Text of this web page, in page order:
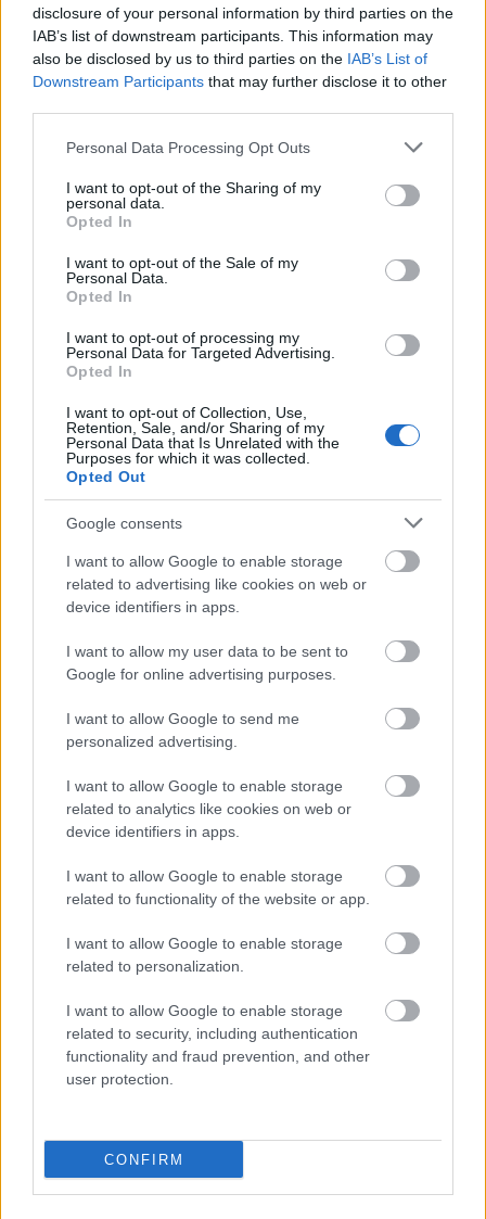
disclosure of your personal information by third parties on the
IAB’s list of downstream participants. This information may
also be disclosed by us to third parties on the IAB’s List of
Downstream Participants that may further disclose it to other
Please note that this website/app uses one or more Google
not limited to your visit or usage behaviour. You may click to
grant or deny consent to Google and its third-party tags to
use your data for below specified purposes in below Google
consent section.
Personal Data Processing Opt Outs
I want to opt-out of the Sharing of my
personal data.
Opted In
I want to opt-out of the Sale of my
Personal Data.
Opted In
I want to opt-out of processing my
Personal Data for Targeted Advertising.
Opted In
I want to opt-out of Collection, Use,
Retention, Sale, and/or Sharing of my
Personal Data that Is Unrelated with the
Purposes for which it was collected.
Opted Out
Google consents
I want to allow Google to enable storage
related to advertising like cookies on web or
device identifiers in apps.
I want to allow my user data to be sent to
Google for online advertising purposes.
I want to allow Google to send me
personalized advertising.
I want to allow Google to enable storage
related to analytics like cookies on web or
device identifiers in apps.
I want to allow Google to enable storage
related to functionality of the website or app.
I want to allow Google to enable storage
related to personalization.
I want to allow Google to enable storage
related to security, including authentication
functionality and fraud prevention, and other
user protection.
CONFIRM
Kéthónapos a Tisza-kormány: íme a mérleg!
ELEMZÉSEK 2026. júl. 21.
Uniós források: íme a teendők, amelyek a
pénzek érkezéséhez még szükségesek
ELEMZÉSEK 2026. júl. 20.
Minden idők legjövedelmezőbbje és
gyorsmérleg
HÍREK
Mi lett Alain Delon vagyonával? Adóhatósági
csavar a sztoriban
HÍREK 2026. júl. 19.